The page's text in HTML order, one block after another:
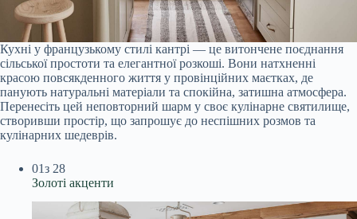
Кухні у французькому стилі кантрі — це витончене поєднання
сільської простоти та елегантної розкоші. Вони натхненні
красою повсякденного життя у провінційних маєтках, де
панують натуральні матеріали та спокійна, затишна атмосфера.
Перенесіть цей неповторний шарм у своє кулінарне святилище,
створивши простір, що запрошує до неспішних розмов та
кулінарних шедеврів.
01з 28
Золоті акценти